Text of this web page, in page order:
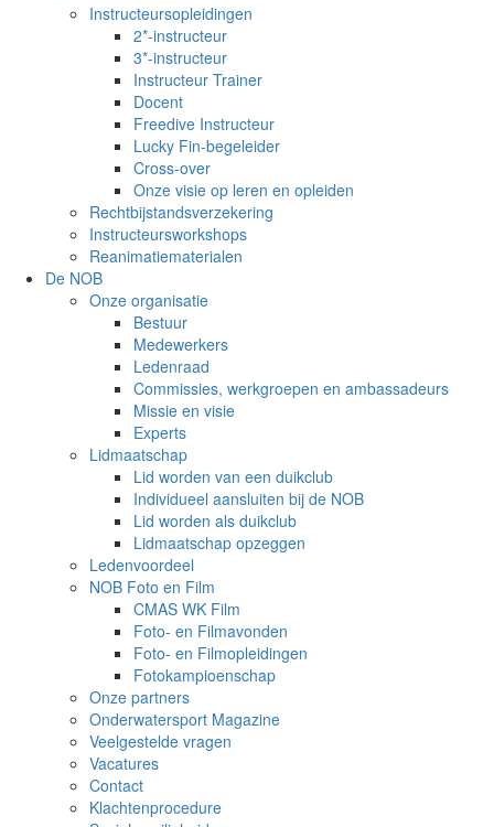
Instructeursopleidingen
2*-instructeur
3*-instructeur
Instructeur Trainer
Docent
Freedive Instructeur
Lucky Fin-begeleider
Cross-over
Onze visie op leren en opleiden
Rechtbijstandsverzekering
Instructeursworkshops
Reanimatiematerialen
De NOB
Onze organisatie
Bestuur
Medewerkers
Ledenraad
Commissies, werkgroepen en ambassadeurs
Missie en visie
Experts
Lidmaatschap
Lid worden van een duikclub
Individueel aansluiten bij de NOB
Lid worden als duikclub
Lidmaatschap opzeggen
Ledenvoordeel
NOB Foto en Film
CMAS WK Film
Foto- en Filmavonden
Foto- en Filmopleidingen
Fotokampioenschap
Onze partners
Onderwatersport Magazine
Veelgestelde vragen
Vacatures
Contact
Klachtenprocedure